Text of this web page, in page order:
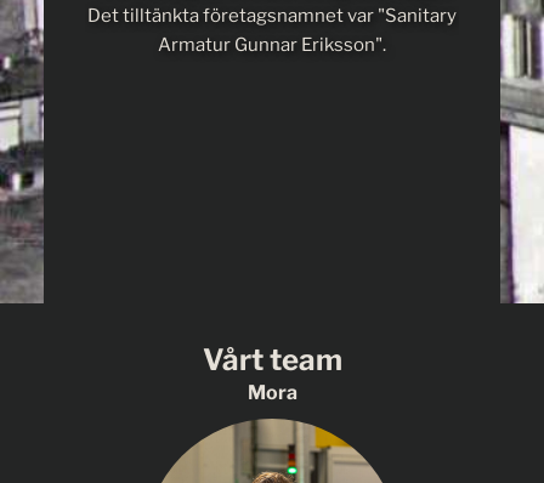
Det tilltänkta företagsnamnet var "Sanitary
Armatur Gunnar Eriksson".
och
Vårt team
Mora